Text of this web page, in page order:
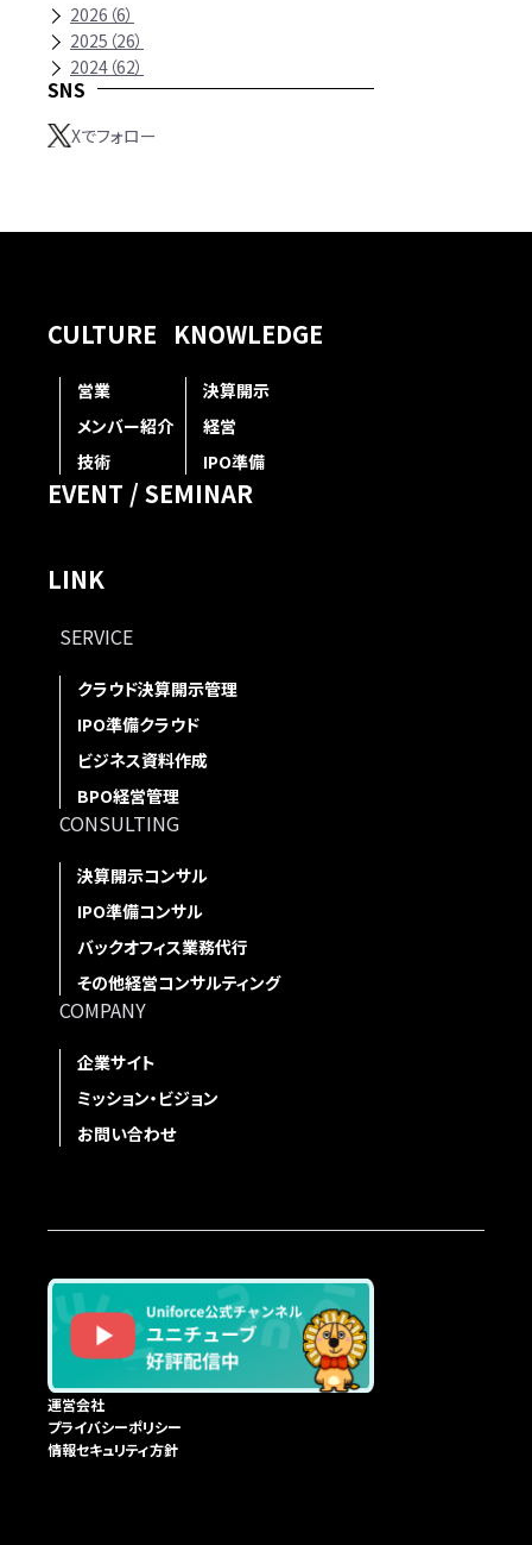
2026 （6）
2025 （26）
2024 （62）
SNS
Xでフォロー
運営会社
プライバシーポリシー
情報セキュリティ方針
CULTURE
営業
メンバー紹介
技術
KNOWLEDGE
決算開示
経営
IPO準備
EVENT / SEMINAR
LINK
SERVICE
クラウド決算開示管理
IPO準備クラウド
ビジネス資料作成
BPO経営管理
CONSULTING
決算開示コンサル
IPO準備コンサル
バックオフィス業務代行
その他経営コンサルティング
COMPANY
企業サイト
ミッション・ビジョン
お問い合わせ